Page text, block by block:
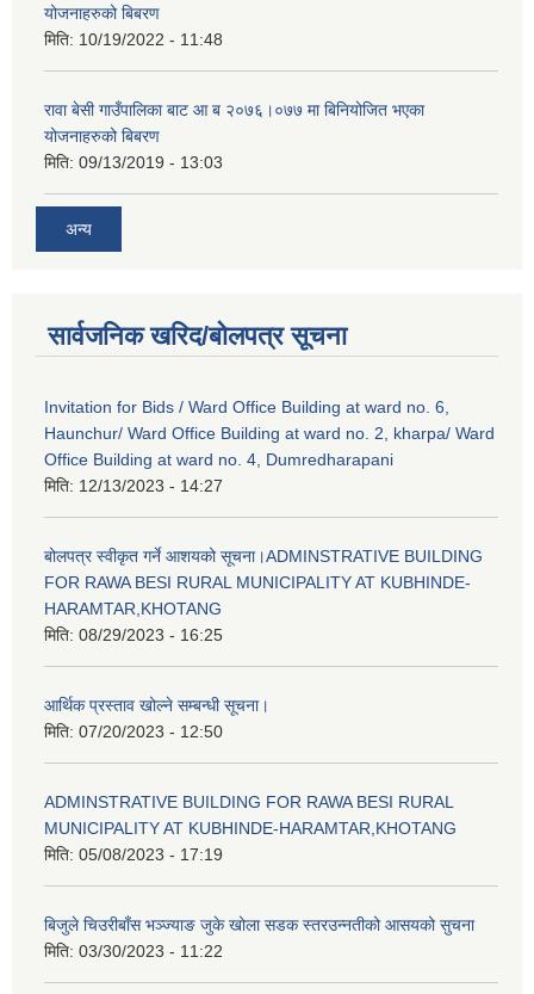
योजनाहरुको बिबरण
मिति: 10/19/2022 - 11:48
रावा बेसी गाउँपालिका बाट आ ब २०७६।०७७ मा बिनियोजित भएका
योजनाहरुको बिबरण
मिति: 09/13/2019 - 13:03
अन्य
सार्वजनिक खरिद/बोलपत्र सूचना
Invitation for Bids / Ward Office Building at ward no. 6,
Haunchur/ Ward Office Building at ward no. 2, kharpa/ Ward
Office Building at ward no. 4, Dumredharapani
मिति: 12/13/2023 - 14:27
बोलपत्र स्वीकृत गर्ने आशयको सूचना।ADMINSTRATIVE BUILDING
FOR RAWA BESI RURAL MUNICIPALITY AT KUBHINDE-
HARAMTAR,KHOTANG
मिति: 08/29/2023 - 16:25
आर्थिक प्रस्ताव खोल्ने सम्बन्धी सूचना।
मिति: 07/20/2023 - 12:50
ADMINSTRATIVE BUILDING FOR RAWA BESI RURAL
MUNICIPALITY AT KUBHINDE-HARAMTAR,KHOTANG
मिति: 05/08/2023 - 17:19
बिजुले चिउरीबाँस भञ्ज्याङ जुके खोला सडक स्तरउन्नतीको आसयको सुचना
मिति: 03/30/2023 - 11:22